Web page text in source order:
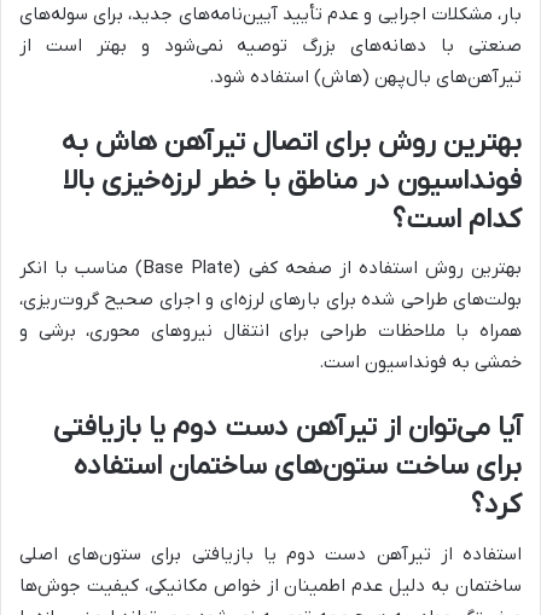
بار، مشکلات اجرایی و عدم تأیید آیین‌نامه‌های جدید، برای سوله‌های
صنعتی با دهانه‌های بزرگ توصیه نمی‌شود و بهتر است از
تیرآهن‌های بال‌پهن (هاش) استفاده شود.
بهترین روش برای اتصال تیرآهن هاش به
فونداسیون در مناطق با خطر لرزه‌خیزی بالا
کدام است؟
بهترین روش استفاده از صفحه کفی (Base Plate) مناسب با انکر
بولت‌های طراحی شده برای بارهای لرزه‌ای و اجرای صحیح گروت‌ریزی،
همراه با ملاحظات طراحی برای انتقال نیروهای محوری، برشی و
خمشی به فونداسیون است.
آیا می‌توان از تیرآهن دست دوم یا بازیافتی
برای ساخت ستون‌های ساختمان استفاده
کرد؟
استفاده از تیرآهن دست دوم یا بازیافتی برای ستون‌های اصلی
ساختمان به دلیل عدم اطمینان از خواص مکانیکی، کیفیت جوش‌ها